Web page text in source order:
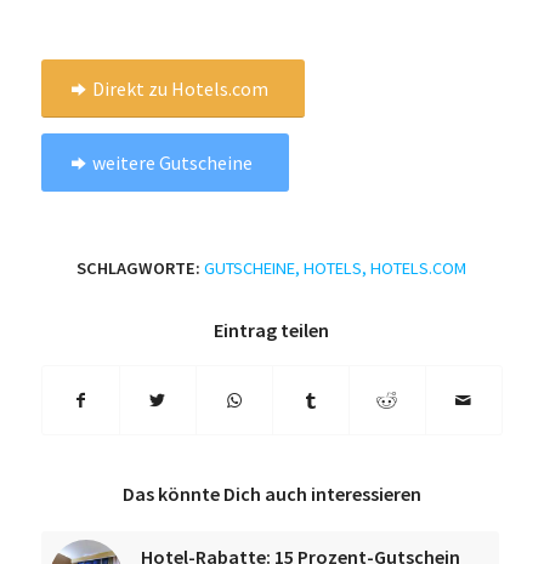
Direkt zu Hotels.com
weitere Gutscheine
SCHLAGWORTE: GUTSCHEINE,HOTELS,HOTELS.COM
Eintrag teilen
Das könnte Dich auch interessieren
Hotel-Rabatte: 15 Prozent-Gutschein